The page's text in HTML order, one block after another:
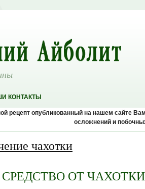
КОНТАКТЫ
рецепт опубликованный на нашем сайте
осложнений и
чахотки
ОТ